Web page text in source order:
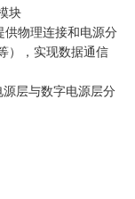
块
供物理连接和电源分
），实现数据通信
源层与数字电源层分